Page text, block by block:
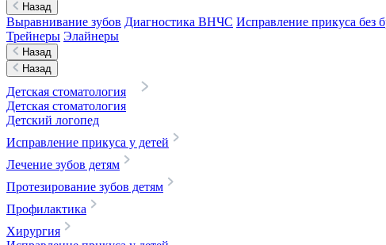
Назад
Выравнивание зубов Диагностика ВНЧС Исправление прикуса без
Трейнеры Элайнеры
Назад
Назад
Детская стоматология
Детская стоматология
Детский логопед
Исправление прикуса у детей
Лечение зубов детям
Протезирование зубов детям
Профилактика
Хирургия